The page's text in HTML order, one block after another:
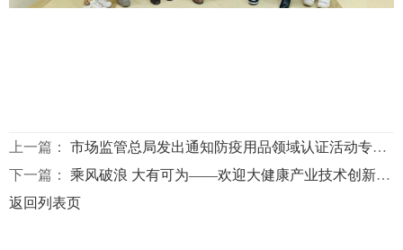
上一篇： 市场监管总局发出通知防疫用品领域认证活动专项整治正式启动
下一篇： 乘风破浪 大有可为——欢迎大健康产业技术创新战略联盟王宇司长莅临指导
返回列表页